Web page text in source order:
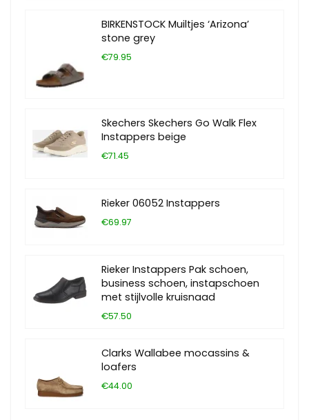
BIRKENSTOCK Muiltjes ‘Arizona’
stone grey
€79.95
Skechers Skechers Go Walk Flex
Instappers beige
€71.45
Rieker 06052 Instappers
€69.97
Rieker Instappers Pak schoen,
business schoen, instapschoen
met stijlvolle kruisnaad
€57.50
Clarks Wallabee mocassins &
loafers
€44.00